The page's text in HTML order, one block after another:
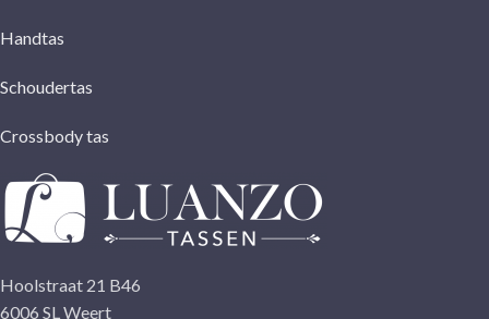
Handtas
Schoudertas
Crossbody tas
Hoolstraat 21 B46
6006 SL Weert